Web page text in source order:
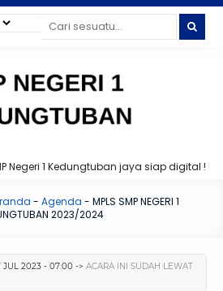
Negeri 1 Kedungtuban jaya siap digital !
- Agenda - MPLS SMP NEGERI 1
2023/2024
JUL 2023 - 07:00 -> ACARA INI SUDAH LEWAT